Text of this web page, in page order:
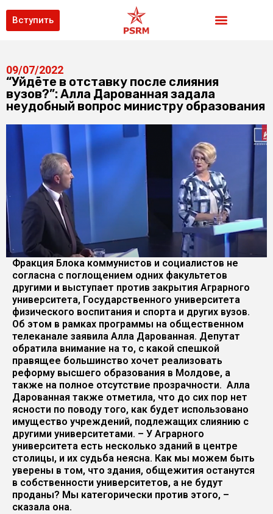
Вступить
09/07/2022
“Уйдёте в отставку после слияния
вузов?”: Алла Дарованная задала
неудобный вопрос министру образования
Фракция Блока коммунистов и социалистов не
согласна с поглощением одних факультетов
другими и выступает против закрытия Аграрного
университета, Государственного университета
физического воспитания и спорта и других вузов.
Об этом в рамках программы на общественном
телеканале заявила Алла Дарованная. Депутат
обратила внимание на то, с какой спешкой
правящее большинство хочет реализовать
реформу высшего образования в Молдове, а
также на полное отсутствие прозрачности. Алла
Дарованная также отметила, что до сих пор нет
ясности по поводу того, как будет использовано
имущество учреждений, подлежащих слиянию с
другими университетами. – У Аграрного
университета есть несколько зданий в центре
столицы, и их судьба неясна. Как мы можем быть
уверены в том, что здания, общежития останутся
в собственности университетов, а не будут
проданы? Мы категорически против этого, –
сказала она.